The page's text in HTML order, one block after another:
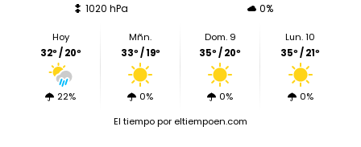
1020 hPa
0%
Hoy
32º / 20º
22%
Mñn.
33º / 19º
0%
Dom. 9
35º / 20º
0%
Lun. 10
35º / 21º
0%
El tiempopor eltiempoen.com